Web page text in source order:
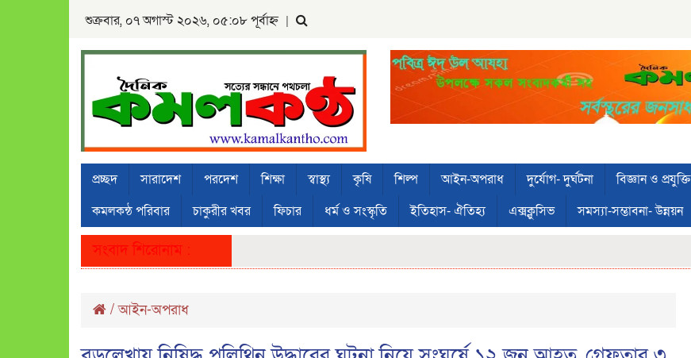
শুক্রবার, ০৭ অগাস্ট ২০২৬, ০৫:০৮ পূর্বাহ্ন |
প্রচ্ছদ সারাদেশ পরদেশ শিক্ষা স্বাস্থ্য কৃষি শিল্প আইন-অপরাধ দুর্যোগ- দুর্ঘটনা বিজ্ঞান ও প্রযুক্তি
কমলকন্ঠ পরিবার
চাকুরীর খবর ফিচার ধর্ম ও সংস্কৃতি ইতিহাস- ঐতিহ্য এক্সক্লুসিভ সমস্যা-সম্ভাবনা- উন্নয়ন
সংবাদ শিরোনাম :
/আইন-অপরাধ